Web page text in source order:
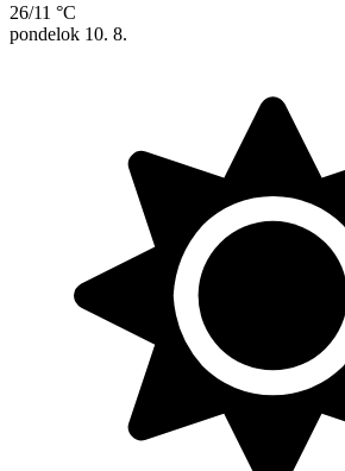
26/11 °C
pondelok 10. 8.